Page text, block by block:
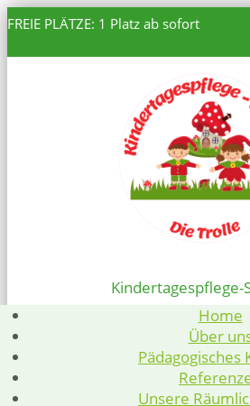
FREIE PLÄTZE: 1 Platz ab sofort
Kindertagespflege-
Home
Über
Pädagogisches
Unsere